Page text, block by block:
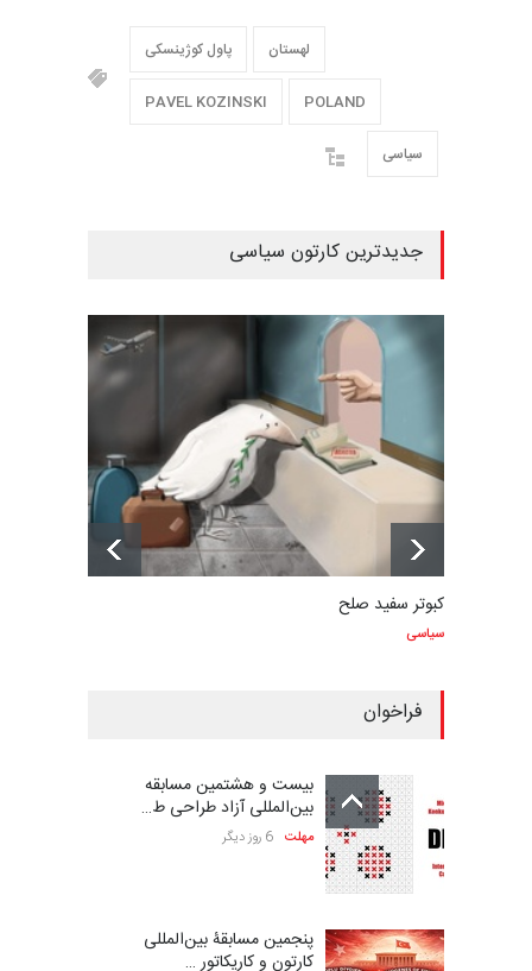
پاول کوژینسکی لهستان
PAVEL KOZINSKI POLAND
سیاسی
جدیدترین کارتون سیاسی
کبوتر سفید صلح
سیاسی
فراخوان
بیست و هشتمین مسابقه
بین‌المللی آزاد طراحی ط…
مهلت 6 روز دیگر
پنجمین مسابقۀ بین‌المللی
کارتون و کاریکاتور …